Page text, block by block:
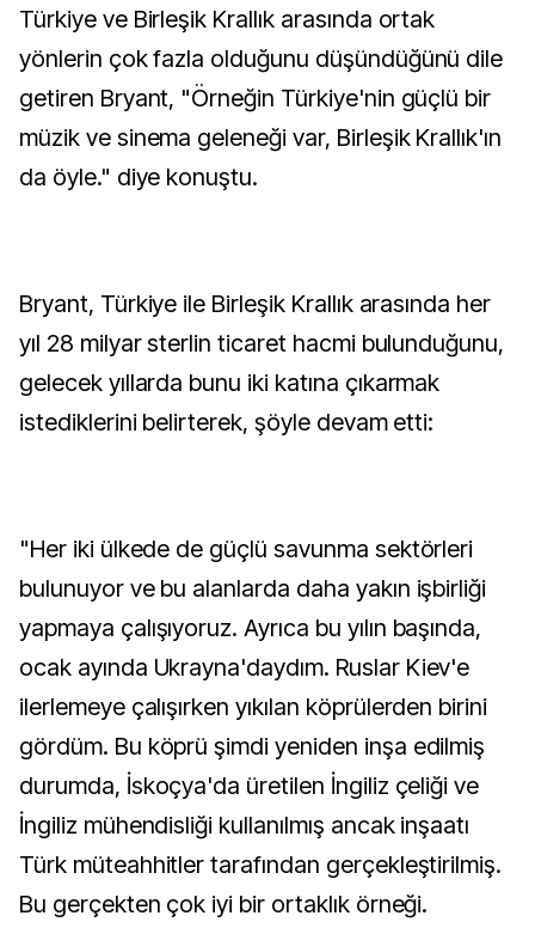
Türkiye ve Birleşik Krallık arasında ortak
yönlerin çok fazla olduğunu düşündüğünü dile
getiren Bryant, "Örneğin Türkiye'nin güçlü bir
müzik ve sinema geleneği var, Birleşik Krallık'ın
da öyle." diye konuştu.
Bryant, Türkiye ile Birleşik Krallık arasında her
yıl 28 milyar sterlin ticaret hacmi bulunduğunu,
gelecek yıllarda bunu iki katına çıkarmak
istediklerini belirterek, şöyle devam etti:
"Her iki ülkede de güçlü savunma sektörleri
bulunuyor ve bu alanlarda daha yakın işbirliği
yapmaya çalışıyoruz. Ayrıca bu yılın başında,
ocak ayında Ukrayna'daydım. Ruslar Kiev'e
ilerlemeye çalışırken yıkılan köprülerden birini
gördüm. Bu köprü şimdi yeniden inşa edilmiş
durumda, İskoçya'da üretilen İngiliz çeliği ve
İngiliz mühendisliği kullanılmış ancak inşaatı
Türk müteahhitler tarafından gerçekleştirilmiş.
Bu gerçekten çok iyi bir ortaklık örneği.